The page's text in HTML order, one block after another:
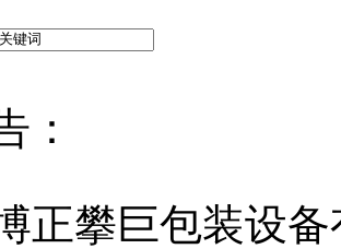
：
正攀巨包装设